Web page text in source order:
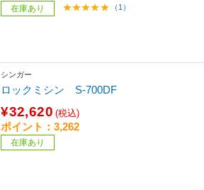
在庫あり （1）
シンガー
ロックミシン S-700DF
¥32,620 (税込)
ポイント：3,262
在庫あり